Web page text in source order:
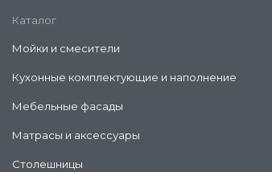
Каталог
Мойки и смесители
Кухонные комплектующие и наполнение
Мебельные фасады
Матрасы и аксессуары
Столешницы